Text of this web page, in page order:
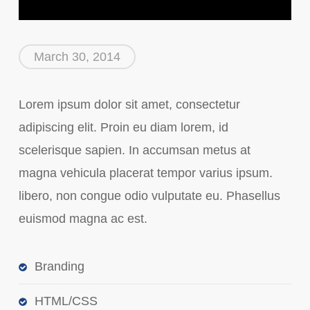
March 30, 2014
Lorem ipsum dolor sit amet, consectetur
adipiscing elit. Proin eu diam lorem, id
scelerisque sapien. In accumsan metus at
magna vehicula placerat tempor varius ipsum.
libero, non congue odio vulputate eu. Phasellus
euismod magna ac est.
Branding
HTML/CSS